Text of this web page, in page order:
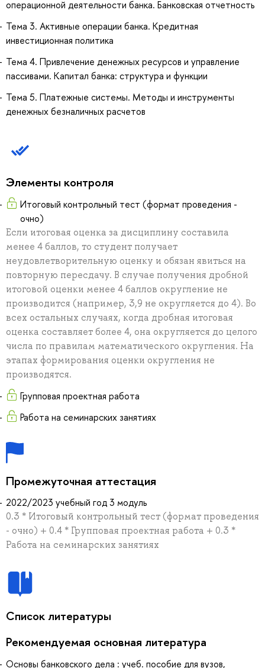
операционной деятельности банка. Банковская отчетность
Тема 3. Активные операции банка. Кредитная
инвестиционная политика
Тема 4. Привлечение денежных ресурсов и управление
пассивами. Капитал банка: структура и функции
Тема 5. Платежные системы. Методы и инструменты
денежных безналичных расчетов
Элементы контроля
Итоговый контрольный тест (формат проведения -
очно)
Если итоговая оценка за дисциплину составила
менее 4 баллов, то студент получает
неудовлетворительную оценку и обязан явиться на
повторную пересдачу. В случае получения дробной
итоговой оценки менее 4 баллов округление не
производится (например, 3,9 не округляется до 4). Во
всех остальных случаях, когда дробная итоговая
оценка составляет более 4, она округляется до целого
числа по правилам математического округления. На
этапах формирования оценки округления не
производятся.
Групповая проектная работа
Работа на семинарских занятиях
Промежуточная аттестация
2022/2023 учебный год 3 модуль
0.3 * Итоговый контрольный тест (формат проведения
- очно) + 0.4 * Групповая проектная работа + 0.3 *
Работа на семинарских занятиях
Список литературы
Рекомендуемая основная литература
Основы банковского дела : учеб. пособие для вузов,